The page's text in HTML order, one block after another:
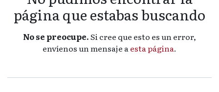
página que estabas buscando
No se preocupe.Si cree que esto es un error,
envíenos un mensaje aesta página.